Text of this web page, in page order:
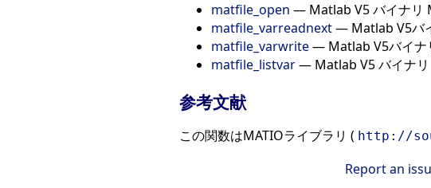
matfile_open — Matlab V5 バイナリ
matfile_varreadnext— Matlab V5バ
matfile_varwrite— Matlab V5バイナ
matfile_listvar— Matlab V5 バイナリ
参考文献
この関数はMATIOライブラリ ( http://
Report an